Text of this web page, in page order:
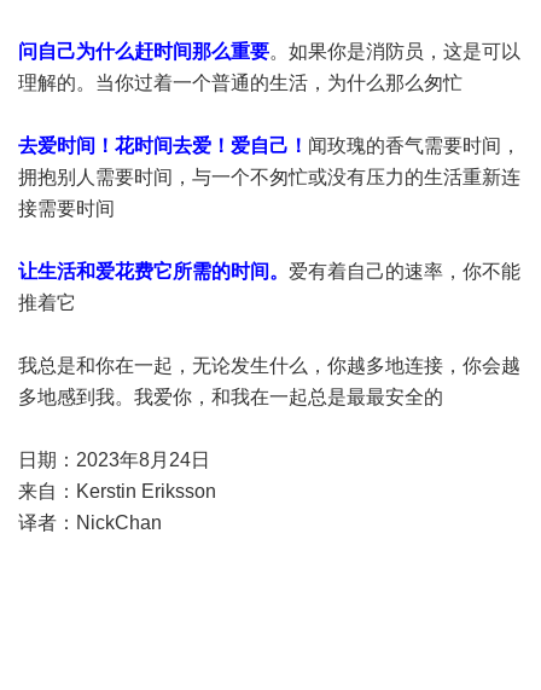
问自己为什么赶时间那么重要。如果你是消防员，这是可以
理解的。当你过着一个普通的生活，为什么那么匆忙
去爱时间！花时间去爱！爱自己！ 闻玫瑰的香气需要时间，
拥抱别人需要时间，与一个不匆忙或没有压力的生活重新连
接需要时间
让生活和爱花费它所需的时间。 爱有着自己的速率，你不能
推着它
我总是和你在一起，无论发生什么，你越多地连接，你会越
多地感到我。我爱你，和我在一起总是最最安全的
日期：2023年8月24日
来自：Kerstin Eriksson
译者：NickChan